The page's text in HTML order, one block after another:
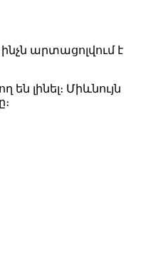
արտացոլվում է
լինել։ Միևնույն